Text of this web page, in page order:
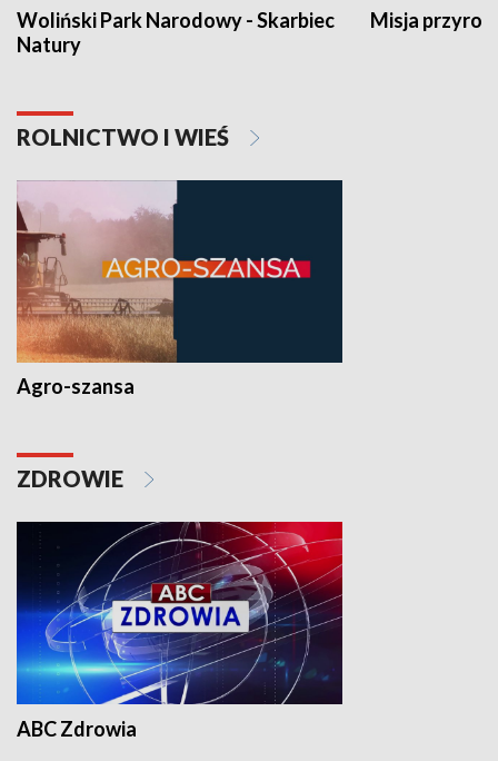
Woliński Park Narodowy - Skarbiec
Natury
Misja
ROLNICTWO I WIEŚ
Agro-szansa
ZDROWIE
ABC Zdrowia